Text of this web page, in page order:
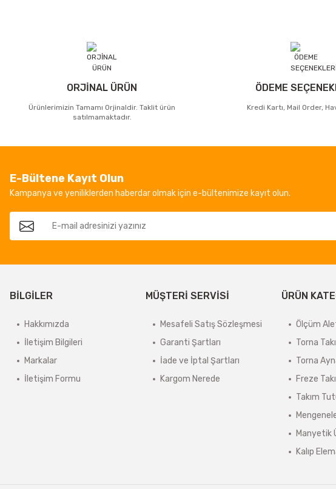
ORJİNAL ÜRÜN
Ürünlerimizin Tamamı Orjinaldir. Taklit ürün
satılmamaktadır.
ÖDEME
Kredi Kartı, Mail Order,
E-Bültene Kayıt Olun
Kampanya ve yeniliklerden haberdar olmak için e-bültenimize kayıt olun.
BİLGİLER
Hakkımızda
İletişim Bilgileri
Markalar
İletişim Formu
MÜŞTERİ SERVİSİ
Mesafeli Satış Sözleşmesi
Garanti Şartları
İade ve İptal Şartları
Kargom Nerede
ÜRÜN
Ölçüm
Torna
Torna
Freze
Takım
Manyetik
Kalıp